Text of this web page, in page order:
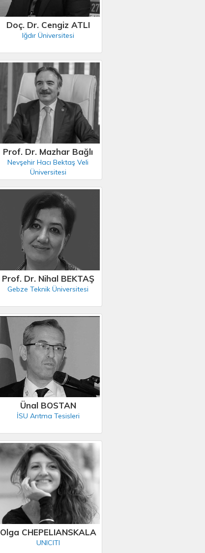
Doç. Dr. Cengiz ATLI
Iğdır Üniversitesi
Prof. Dr. Mazhar Bağlı
Nevşehir Hacı Bektaş Veli
Üniversitesi
Prof. Dr. Nihal BEKTAŞ
Gebze Teknik Üniversitesi
Ünal BOSTAN
İSU Arıtma Tesisleri
Olga CHEPELIANSKALA
UNICITI